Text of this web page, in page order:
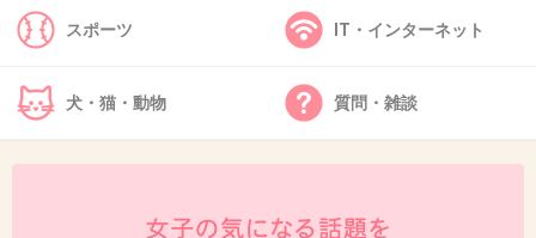
スポーツ IT・インターネット
犬・猫・動物 質問・雑談